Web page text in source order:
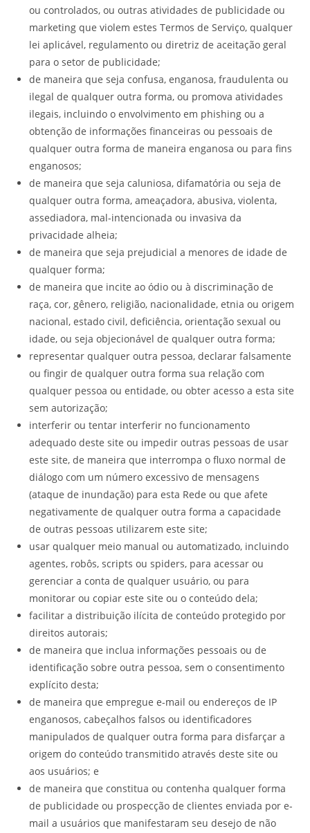
ou controlados, ou outras atividades de publicidade ou
marketing que violem estes Termos de Serviço, qualquer
lei aplicável, regulamento ou diretriz de aceitação geral
para o setor de publicidade;
de maneira que seja confusa, enganosa, fraudulenta ou
ilegal de qualquer outra forma, ou promova atividades
ilegais, incluindo o envolvimento em phishing ou a
obtenção de informações financeiras ou pessoais de
qualquer outra forma de maneira enganosa ou para fins
enganosos;
de maneira que seja caluniosa, difamatória ou seja de
qualquer outra forma, ameaçadora, abusiva, violenta,
assediadora, mal-intencionada ou invasiva da
privacidade alheia;
de maneira que seja prejudicial a menores de idade de
qualquer forma;
de maneira que incite ao ódio ou à discriminação de
raça, cor, gênero, religião, nacionalidade, etnia ou origem
nacional, estado civil, deficiência, orientação sexual ou
idade, ou seja objecionável de qualquer outra forma;
representar qualquer outra pessoa, declarar falsamente
ou fingir de qualquer outra forma sua relação com
qualquer pessoa ou entidade, ou obter acesso a esta site
sem autorização;
interferir ou tentar interferir no funcionamento
adequado deste site ou impedir outras pessoas de usar
este site, de maneira que interrompa o fluxo normal de
diálogo com um número excessivo de mensagens
(ataque de inundação) para esta Rede ou que afete
negativamente de qualquer outra forma a capacidade
de outras pessoas utilizarem este site;
usar qualquer meio manual ou automatizado, incluindo
agentes, robôs, scripts ou spiders, para acessar ou
gerenciar a conta de qualquer usuário, ou para
monitorar ou copiar este site ou o conteúdo dela;
facilitar a distribuição ilícita de conteúdo protegido por
direitos autorais;
de maneira que inclua informações pessoais ou de
identificação sobre outra pessoa, sem o consentimento
explícito desta;
de maneira que empregue e-mail ou endereços de IP
enganosos, cabeçalhos falsos ou identificadores
manipulados de qualquer outra forma para disfarçar a
origem do conteúdo transmitido através deste site ou
aos usuários; e
de maneira que constitua ou contenha qualquer forma
de publicidade ou prospecção de clientes enviada por e-
mail a usuários que manifestaram seu desejo de não